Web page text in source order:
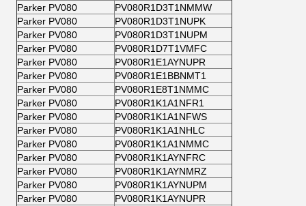
Parker PV080
PV080R1D3T1NMMW
Parker PV080
PV080R1D3T1NUPK
Parker PV080
PV080R1D3T1NUPM
Parker PV080
PV080R1D7T1VMFC
Parker PV080
PV080R1E1AYNUPR
Parker PV080
PV080R1E1BBNMT1
Parker PV080
PV080R1E8T1NMMC
Parker PV080
PV080R1K1A1NFR1
Parker PV080
PV080R1K1A1NFWS
Parker PV080
PV080R1K1A1NHLC
Parker PV080
PV080R1K1A1NMMC
Parker PV080
PV080R1K1AYNFRC
Parker PV080
PV080R1K1AYNMRZ
Parker PV080
PV080R1K1AYNUPM
Parker PV080
PV080R1K1AYNUPR